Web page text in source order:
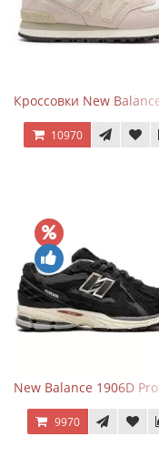
Кроссовки New
10970
New Balance 1906D
9970